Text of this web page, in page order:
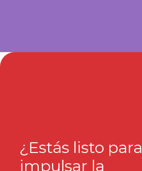
¿Estás listo para
impulsar la